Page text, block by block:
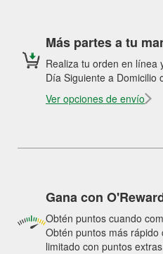
Más partes a tu
Realiza tu orden en línea
Día Siguiente a Domicilio
Ver opciones de envío
Gana con
Obtén puntos cuando
Obtén puntos más
limitado con puntos